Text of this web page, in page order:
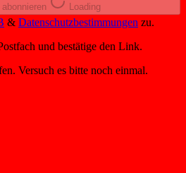
Loading
& Datenschutzbestimmungen zu.
und bestätige den Link.
Versuch es bitte noch einmal.